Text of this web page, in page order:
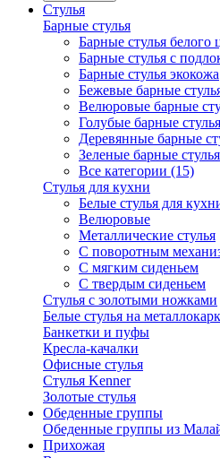
Стулья
Барные стулья
Барные стулья белого
Барные стулья с
Барные стулья экокожа
Бежевые барные
Велюровые барные
Голубые барные стулья
Деревянные барные
Зеленые барные стулья
Все категории (15)
Стулья для кухни
Белые стулья для
Велюровые
Металлические стулья
С поворотным
С мягким сиденьем
С твердым сиденьем
Стулья с золотыми ножками
Белые стулья на
Банкетки и пуфы
Кресла-качалки
Офисные стулья
Стулья Kenner
Золотые стулья
Обеденные группы
Обеденные группы из
Прихожая